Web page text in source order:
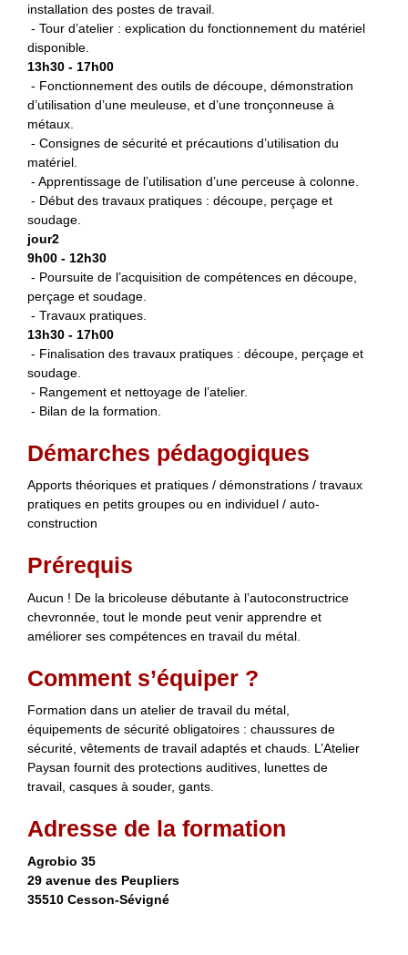
installation des postes de travail.
- Tour d’atelier : explication du fonctionnement du matériel
disponible.
13h30 - 17h00
- Fonctionnement des outils de découpe, démonstration
d’utilisation d’une meuleuse, et d’une tronçonneuse à
métaux.
- Consignes de sécurité et précautions d’utilisation du
matériel.
- Apprentissage de l’utilisation d’une perceuse à colonne.
- Début des travaux pratiques : découpe, perçage et
soudage.
jour2
9h00 - 12h30
- Poursuite de l’acquisition de compétences en découpe,
perçage et soudage.
- Travaux pratiques.
13h30 - 17h00
- Finalisation des travaux pratiques : découpe, perçage et
soudage.
- Rangement et nettoyage de l’atelier.
- Bilan de la formation.
Démarches pédagogiques
Apports théoriques et pratiques / démonstrations / travaux
pratiques en petits groupes ou en individuel / auto-
construction
Prérequis
Aucun ! De la bricoleuse débutante à l’autoconstructrice
chevronnée, tout le monde peut venir apprendre et
améliorer ses compétences en travail du métal.
Comment s’équiper ?
Formation dans un atelier de travail du métal,
équipements de sécurité obligatoires : chaussures de
sécurité, vêtements de travail adaptés et chauds. L’Atelier
Paysan fournit des protections auditives, lunettes de
travail, casques à souder, gants.
Adresse de la formation
Agrobio 35
29 avenue des Peupliers
35510 Cesson-Sévigné